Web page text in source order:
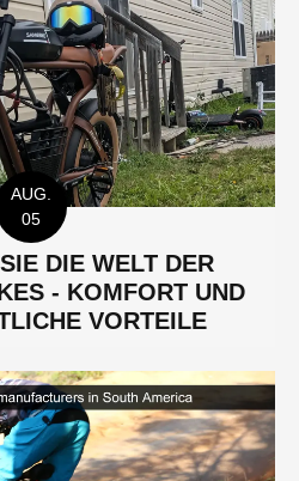
AUG.
05
DIE WELT DER
- KOMFORT UND
VORTEILE